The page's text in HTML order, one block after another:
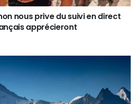
nous prive du suivi en direct
apprécieront